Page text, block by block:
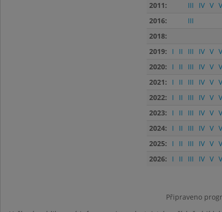
2011: III IV V
2016:
III
2018:
2019:
I II III IV V
2020:
I II III IV V
2021:
I II III IV V
2022:
I II III IV V
2023:
I II III IV V
2024:
I II III IV V
2025:
I II III IV V
2026:
I II III IV V
Připraveno